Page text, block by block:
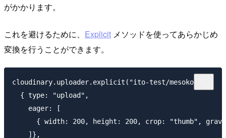
がかかります。
これを避けるために、 Explicit メソッドを使ってあらかじめ
変換を行うことができます。
cloudinary.uploader.explicit("ito-test/mesoko",
  { type: "upload",
    eager: [
{ width: 200, height: 200, crop: "thumb",
    ]},